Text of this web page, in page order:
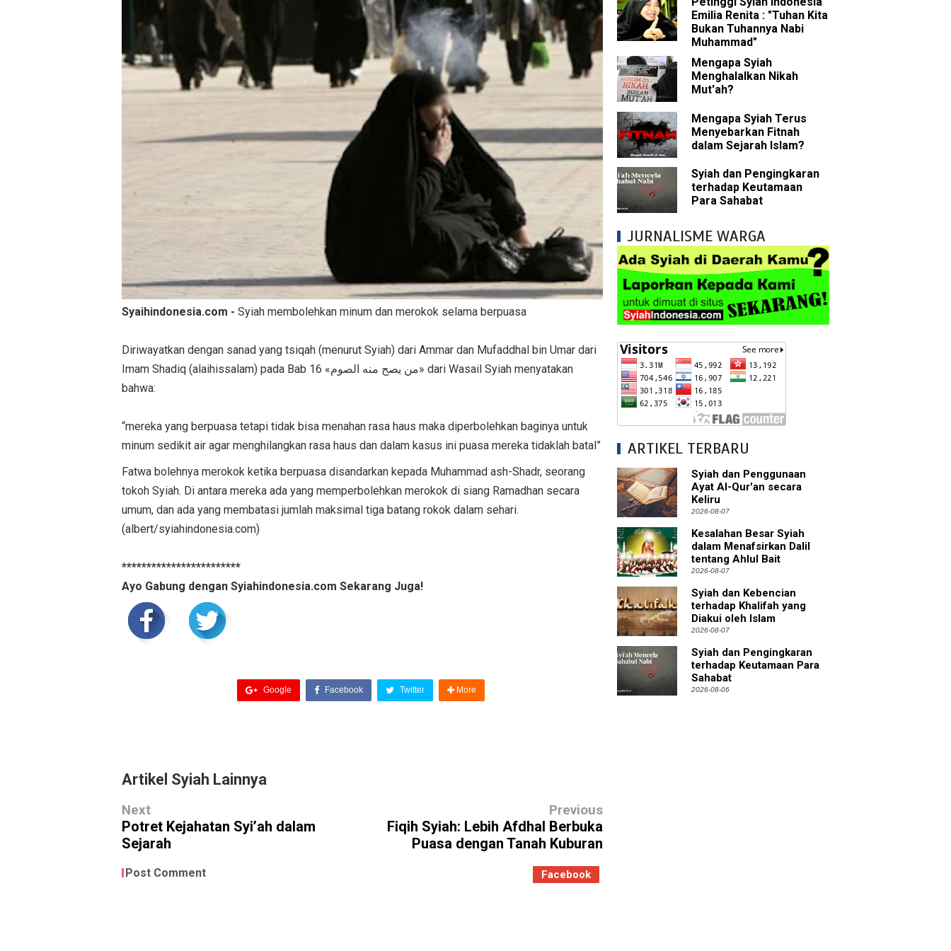
Mengapa Syiah Menghalalkan Nikah Mut'ah?
Syiah dan Penyelewengan dalam Pemahaman tentang Khalifah
Syiah dan Penyimpangan dalam Akidah Islam
Kesalahan Syiah dalam Menyikapi Khalifah Abu Bakar
Syiah dan Konsep Imamah yang Tidak Masuk Akal dalam Islam
Syiah dan Ketidakkonsistenan dalam Konsep Mahdi
Syiah dan Kedustaan tentang Hak Kekhalifahan
Syiah dan Ketidakbenaran Ajarannya tentang Wilayah Imam
Syiah dan Kedustaan tentang Peristiwa Karbala
Syiah dan Upaya Merusak Ukhuwah Islamiyah
Syiah dan Penggunaan Ayat Al-Qur'an secara Keliru
Syaihindonesia.com - Syiah membolehkan minum dan merokok selama berpuasa
Diriwayatkan dengan sanad yang tsiqah (menurut Syiah) dari Ammar dan Mufaddhal bin Umar dari
Imam Shadiq (alaihissalam) pada Bab 16 «من یصح منه الصوم» dari Wasail Syiah menyatakan
bahwa:
“mereka yang berpuasa tetapi tidak bisa menahan rasa haus maka diperbolehkan baginya untuk
minum sedikit air agar menghilangkan rasa haus dan dalam kasus ini puasa mereka tidaklah batal”
Fatwa bolehnya merokok ketika berpuasa disandarkan kepada Muhammad ash-Shadr, seorang
tokoh Syiah. Di antara mereka ada yang memperbolehkan merokok di siang Ramadhan secara
umum, dan ada yang membatasi jumlah maksimal tiga batang rokok dalam sehari.
(albert/syiahindonesia.com)
************************
Ayo Gabung dengan Syiahindonesia.com Sekarang Juga!
Google Facebook Twitter More
Artikel Syiah Lainnya
Next
Potret Kejahatan Syi’ah dalam
Sejarah
Previous
Fiqih Syiah: Lebih Afdhal Berbuka
Puasa dengan Tanah Kuburan
Post Comment Facebook
Emilia Renita : "Tuhan Kita
Bukan Tuhannya Nabi
Muhammad"
Mengapa Syiah
Menghalalkan Nikah
Mut'ah?
Mengapa Syiah Terus
Menyebarkan Fitnah
dalam Sejarah Islam?
Syiah dan Pengingkaran
terhadap Keutamaan
Para Sahabat
JURNALISME WARGA
ARTIKEL TERBARU
Syiah dan Penggunaan
Ayat Al-Qur'an secara
Keliru
2026-08-07
Kesalahan Besar Syiah
dalam Menafsirkan Dalil
tentang Ahlul Bait
2026-08-07
Syiah dan Kebencian
terhadap Khalifah yang
Diakui oleh Islam
2026-08-07
Syiah dan Pengingkaran
terhadap Keutamaan Para
Sahabat
2026-08-06